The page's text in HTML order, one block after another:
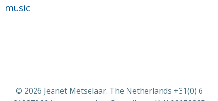
music
© 2026 Jeanet Metselaar. The Netherlands +31(0) 6